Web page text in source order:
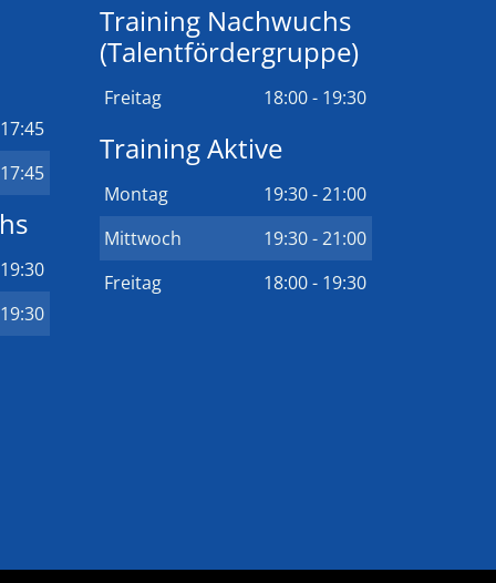
Training Nachwuchs
(Talentfördergruppe)
Freitag 18:00 - 19:30
Training Aktive
Montag
19:30 - 21:00
Mittwoch
19:30 - 21:00
Freitag
18:00 - 19:30